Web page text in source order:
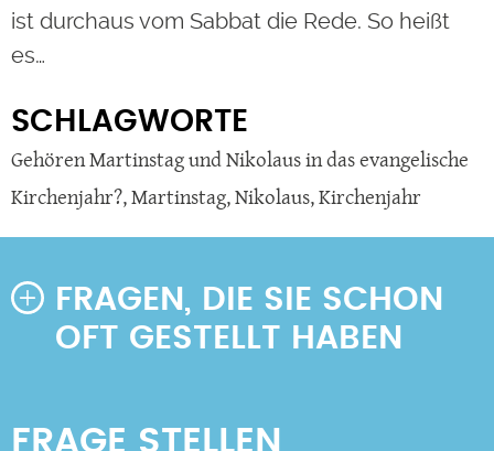
ist durchaus vom Sabbat die Rede. So heißt
es…
SCHLAGWORTE
Gehören Martinstag und Nikolaus in das evangelische
Kirchenjahr?,Martinstag,Nikolaus,Kirchenjahr
FRAGEN, DIE SIE SCHON
OFT GESTELLT HABEN